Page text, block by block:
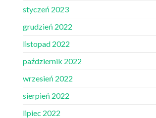
styczeń 2023
grudzień 2022
listopad 2022
październik 2022
wrzesień 2022
sierpień 2022
lipiec 2022